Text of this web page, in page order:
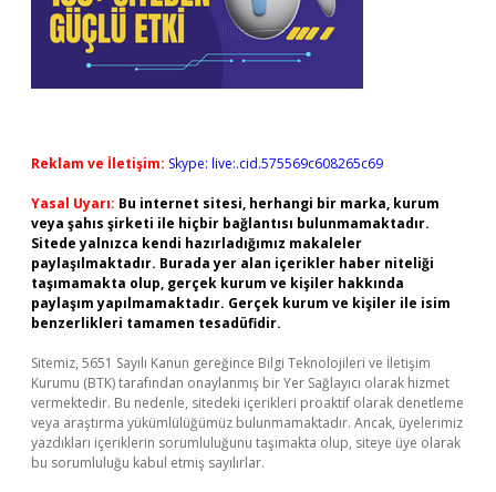
Reklam ve İletişim: Skype: live:.cid.575569c608265c69
Yasal Uyarı: Bu internet sitesi, herhangi bir marka, kurum
veya şahıs şirketi ile hiçbir bağlantısı bulunmamaktadır.
Sitede yalnızca kendi hazırladığımız makaleler
paylaşılmaktadır. Burada yer alan içerikler haber niteliği
taşımamakta olup, gerçek kurum ve kişiler hakkında
paylaşım yapılmamaktadır. Gerçek kurum ve kişiler ile isim
benzerlikleri tamamen tesadüfidir.
Sitemiz, 5651 Sayılı Kanun gereğince Bilgi Teknolojileri ve İletişim
Kurumu (BTK) tarafından onaylanmış bir Yer Sağlayıcı olarak hizmet
vermektedir. Bu nedenle, sitedeki içerikleri proaktif olarak denetleme
veya araştırma yükümlülüğümüz bulunmamaktadır. Ancak, üyelerimiz
yazdıkları içeriklerin sorumluluğunu taşımakta olup, siteye üye olarak
bu sorumluluğu kabul etmiş sayılırlar.